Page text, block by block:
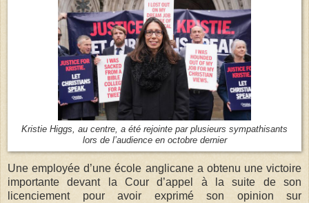
Kristie Higgs, au centre, a été rejointe par plusieurs sympathisants
lors de l’audience en octobre dernier
Une employée d’une école anglicane a obtenu une victoire
importante devant la Cour d’appel à la suite de son
licenciement pour avoir exprimé son opinion sur